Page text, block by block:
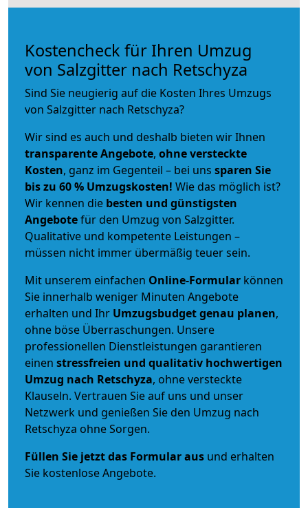
Kostencheck für Ihren Umzug
von Salzgitter nach Retschyza
Sind Sie neugierig auf die Kosten Ihres Umzugs
von Salzgitter nach Retschyza?
Wir sind es auch und deshalb bieten wir Ihnen
transparente Angebote, ohne versteckte
Kosten, ganz im Gegenteil – bei uns sparen Sie
bis zu 60 % Umzugskosten! Wie das möglich ist?
Wir kennen die besten und günstigsten
Angebotefür den Umzug von Salzgitter.
Qualitative und kompetente Leistungen –
müssen nicht immer übermäßig teuer sein.
Mit unserem einfachen Online-Formular können
Sie innerhalb weniger Minuten Angebote
erhalten und Ihr Umzugsbudgetgenau planen,
ohne böse Überraschungen. Unsere
professionellen Dienstleistungen garantieren
einen stressfreien und qualitativ hochwertigen
Umzug nach Retschyza, ohne versteckte
Klauseln. Vertrauen Sie auf uns und unser
Netzwerk und genießen Sie den Umzug nach
Retschyza ohne Sorgen.
Füllen Sie jetzt das Formular aus und erhalten
Sie kostenlose Angebote.